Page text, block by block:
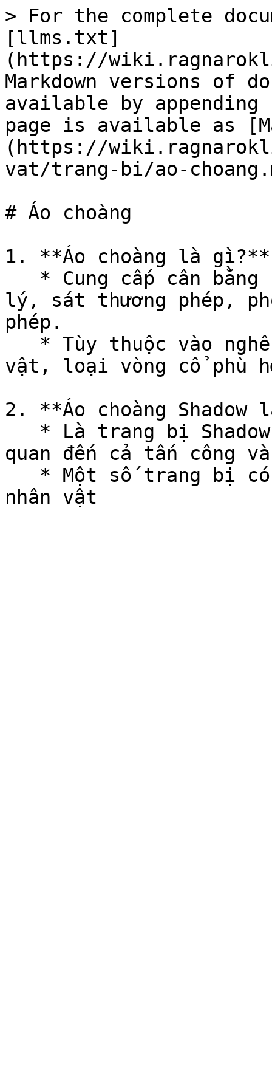
> For the complete
[llms.txt]
(https://
Markdown versions of
available by
page is available as
(https://
vat/trang-bi/ao-
# Áo choàng
1. **Áo choàng là gì?**
lý, sát thương phép,
phép.
vật, loại vòng cổ phù
2. **Áo choàng Shadow
quan đến cả tấn công